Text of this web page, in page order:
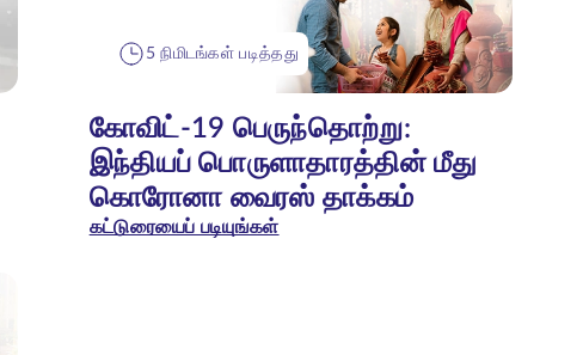
5 நிமிடங்கள் படித்தது
கோவிட்-19 பெருந்தொற்று:
இந்தியப் பொருளாதாரத்தின் மீது
கொரோனா வைரஸ் தாக்கம்
கட்டுரையைப் படியுங்கள்